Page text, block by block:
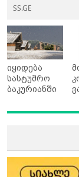
SS.GE
იყიდება
სასტუმრო
ბაკურიანში